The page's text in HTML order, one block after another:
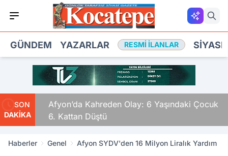
GÜNDEM YAZARLAR RESMI İLANLAR
SON
DAKİKA
Afyon’da Kahreden Olay: 6 Yaşındaki Çocuk
6. Kattan Düştü
Haberler Genel Afyon SYDV'den 16 Milyon Liralık Yardım